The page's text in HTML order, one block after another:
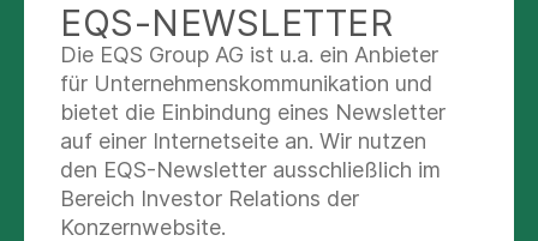
WEITERE HINWEISE ZUR
PFLEGE DIESER SEITE
EQS-NEWSLETTER
Die EQS Group AG ist u.a. ein Anbieter
für Unternehmenskommunikation und
bietet die Einbindung eines Newsletter
auf einer Internetseite an. Wir nutzen
den EQS-Newsletter ausschließlich im
Bereich Investor Relations der
Konzernwebsite.